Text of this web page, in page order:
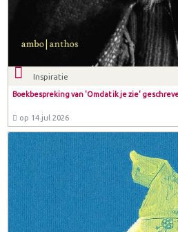
Inspiratie
Boekbespreking van 'Omdat ik je zie'
op 14 jul 2026